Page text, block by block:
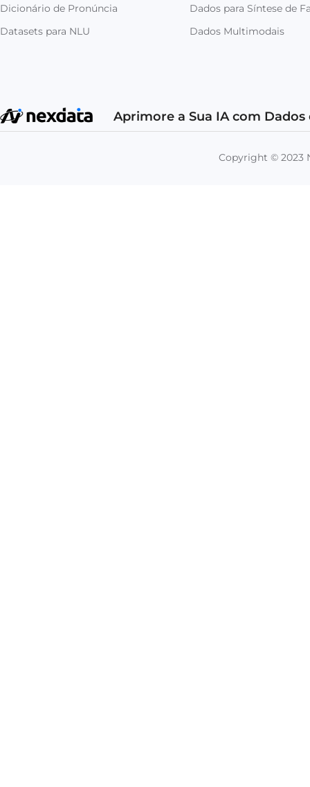
Dicionário de Pronúncia
Datasets para NLU
Dados para Síntese de
Dados Multimodais
Aprimore a Sua IA com
Copyright © 2023